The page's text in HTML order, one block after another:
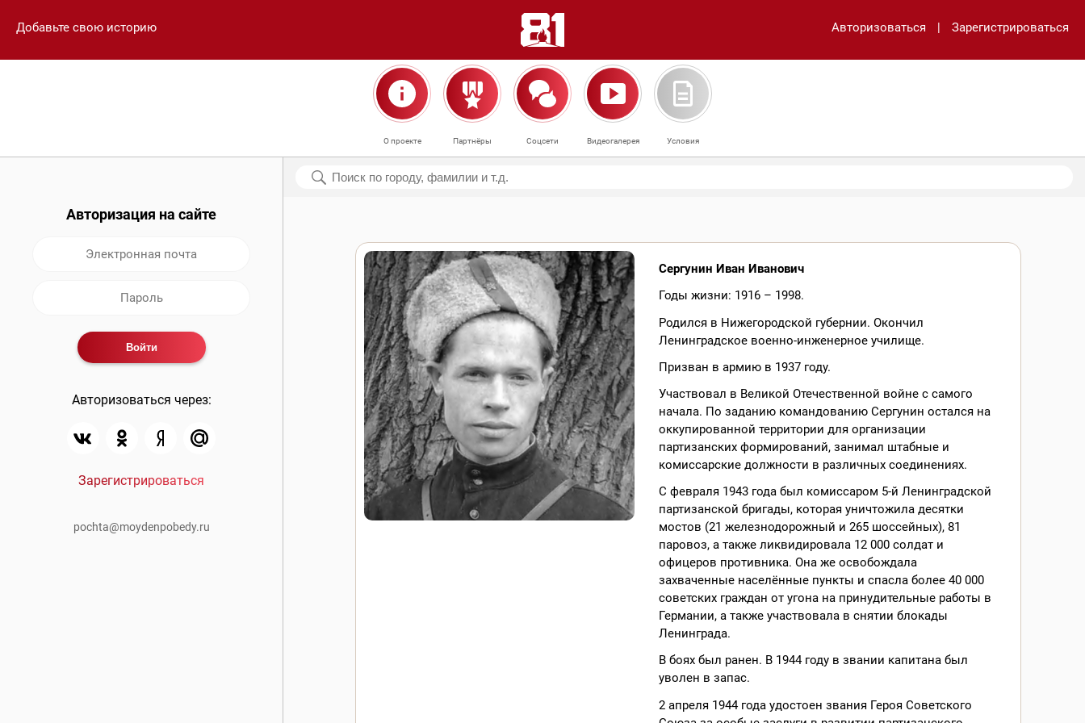
Добавьте свою историю Авторизоваться | Зарегистрироваться
О проекте Партнёры Соцсети Видеогалерея Условия
Авторизация на сайте
Авторизоваться через:
Зарегистрироваться
pochta@moydenpobedy.ru
Сергунин Иван Иванович
Годы жизни: 1916 – 1998.
Родился в Нижегородской губернии. Окончил
Ленинградское военно-инженерное училище.
Призван в армию в 1937 году.
Участвовал в Великой Отечественной войне с самого
начала. По заданию командованию Сергунин остался на
оккупированной территории для организации
партизанских формирований, занимал штабные и
комиссарские должности в различных соединениях.
С февраля 1943 года был комиссаром 5-й Ленинградской
партизанской бригады, которая уничтожила десятки
мостов (21 железнодорожный и 265 шоссейных), 81
паровоз, а также ликвидировала 12 000 солдат и
офицеров противника. Она же освобождала
захваченные населённые пункты и спасла более 40 000
советских граждан от угона на принудительные работы в
Германии, а также участвовала в снятии блокады
Ленинграда.
В боях был ранен. В 1944 году в звании капитана был
уволен в запас.
2 апреля 1944 года удостоен звания Героя Советского